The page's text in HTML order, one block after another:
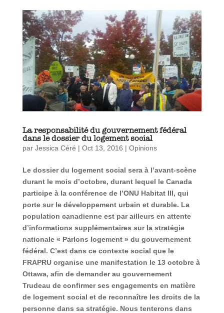
La responsabilité du gouvernement fédéral
dans le dossier du logement social
par Jessica Céré | Oct 13, 2016 | Opinions
Le dossier du logement social sera à l’avant-scène
durant le mois d’octobre, durant lequel le Canada
participe à la conférence de l’ONU Habitat III, qui
porte sur le développement urbain et durable. La
population canadienne est par ailleurs en attente
d’informations supplémentaires sur la stratégie
nationale « Parlons logement » du gouvernement
fédéral. C’est dans ce contexte social que le
FRAPRU organise une manifestation le 13 octobre à
Ottawa, afin de demander au gouvernement
Trudeau de confirmer ses engagements en matière
de logement social et de reconnaître les droits de la
personne dans sa stratégie. Nous tenterons dans